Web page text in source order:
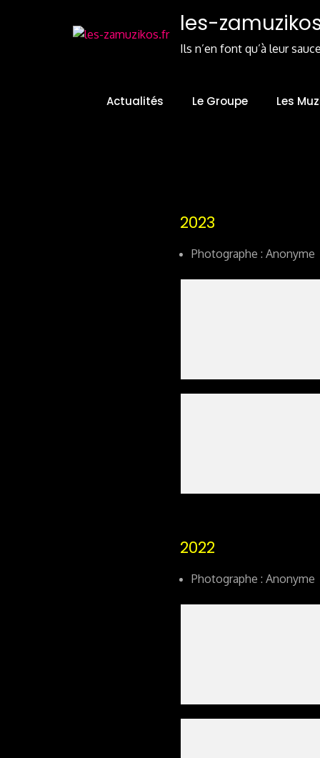
les-
Ils n’en font qu’à leur
Actualités Le Groupe Les
2023
Photographe : Anonyme
2022
Photographe : Anonyme